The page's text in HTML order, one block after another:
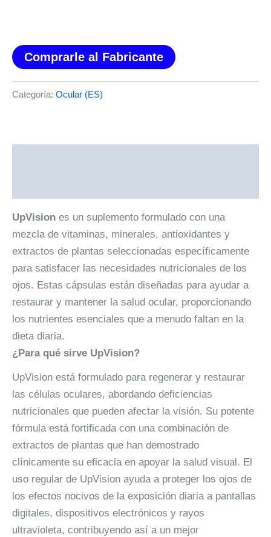
Comprarle al Fabricante
Categoría: Ocular (ES)
UpVision es un suplemento formulado con una
mezcla de vitaminas, minerales, antioxidantes y
extractos de plantas seleccionadas específicamente
para satisfacer las necesidades nutricionales de los
ojos. Estas cápsulas están diseñadas para ayudar a
restaurar y mantener la salud ocular, proporcionando
los nutrientes esenciales que a menudo faltan en la
dieta diaria.
¿Para qué sirve UpVision?
UpVision está formulado para regenerar y restaurar
las células oculares, abordando deficiencias
nutricionales que pueden afectar la visión. Su potente
fórmula está fortificada con una combinación de
extractos de plantas que han demostrado
clínicamente su eficacia en apoyar la salud visual. El
uso regular de UpVision ayuda a proteger los ojos de
los efectos nocivos de la exposición diaria a pantallas
digitales, dispositivos electrónicos y rayos
ultravioleta, contribuyendo así a un mejor